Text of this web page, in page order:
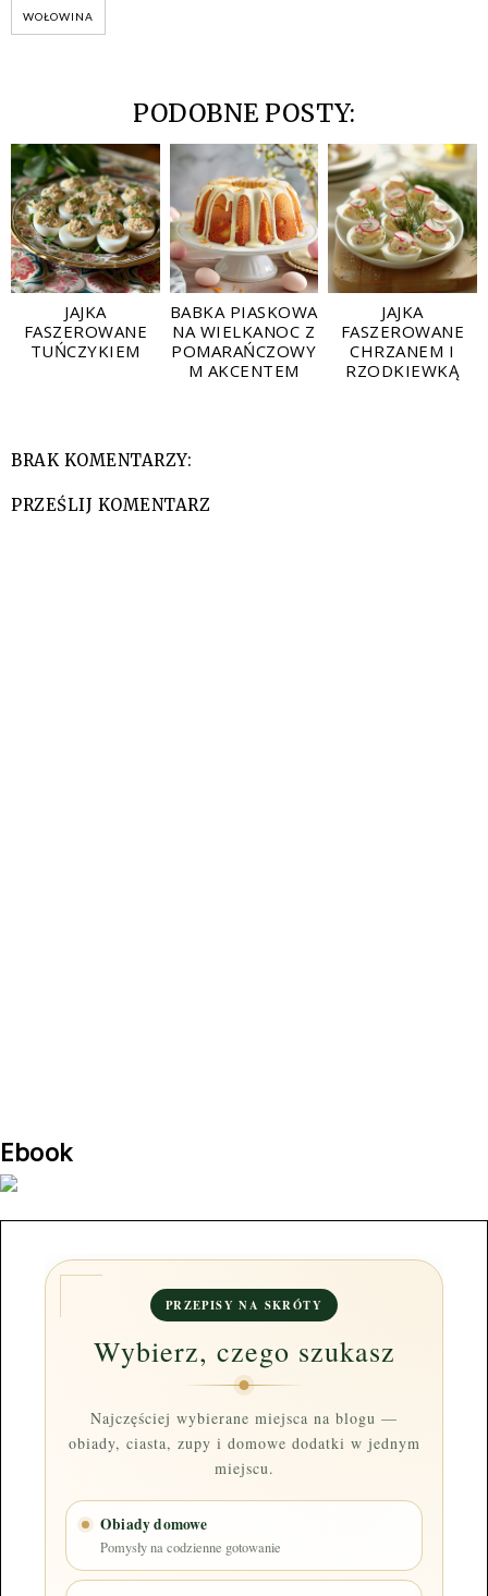
WOŁOWINA
PODOBNE POSTY:
JAJKA
FASZEROWANE
TUŃCZYKIEM
BABKA PIASKOWA
NA WIELKANOC Z
POMARAŃCZOWY
M AKCENTEM
JAJKA
FASZEROWANE
CHRZANEM I
RZODKIEWKĄ
BRAK KOMENTARZY:
PRZEŚLIJ KOMENTARZ
Ebook
PRZEPISY NA SKRÓTY
Wybierz, czego szukasz
Najczęściej wybierane miejsca na blogu —
obiady, ciasta, zupy i domowe dodatki w jednym
miejscu.
Obiady domowe
Pomysły na codzienne gotowanie